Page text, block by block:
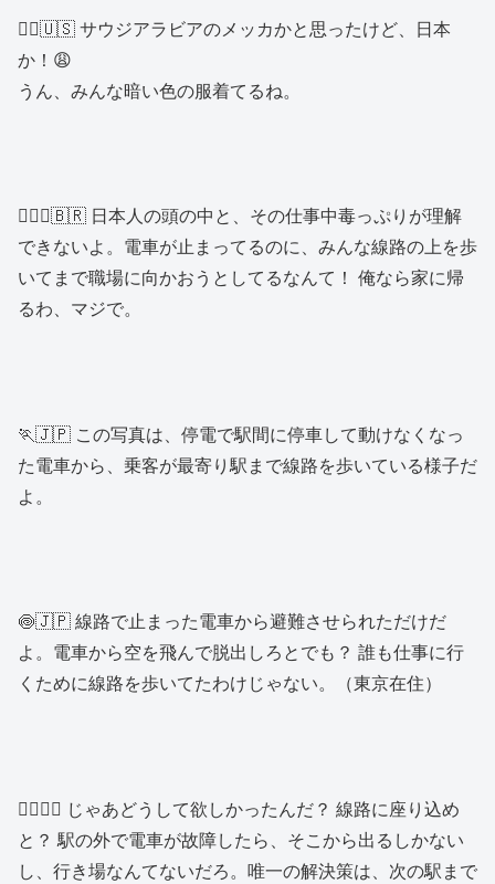
👱‍♀️🇺🇸 サウジアラビアのメッカかと思ったけど、日本
か！😩
うん、みんな暗い色の服着てるね。
🙎🏾‍♂️🇧🇷 日本人の頭の中と、その仕事中毒っぷりが理解
できないよ。電車が止まってるのに、みんな線路の上を歩
いてまで職場に向かおうとしてるなんて！ 俺なら家に帰
るわ、マジで。
🏃🇯🇵 この写真は、停電で駅間に停車して動けなくなっ
た電車から、乗客が最寄り駅まで線路を歩いている様子だ
よ。
🍥🇯🇵 線路で止まった電車から避難させられただけだ
よ。電車から空を飛んで脱出しろとでも？ 誰も仕事に行
くために線路を歩いてたわけじゃない。（東京在住）
🕵️‍♂️🇧🇷 じゃあどうして欲しかったんだ？ 線路に座り込め
と？ 駅の外で電車が故障したら、そこから出るしかない
し、行き場なんてないだろ。唯一の解決策は、次の駅まで